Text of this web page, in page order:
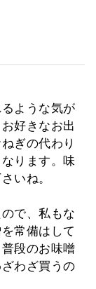
ような気が
好きなお出
ぎの代わり
ります。味
いね。
で、私もな
常備はして
段のお味噌
わざ買うの